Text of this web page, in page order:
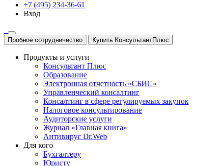
+7 (495) 234-36-61
Вход
Пробное сотрудничество Купить КонсультантПлюс
Продукты и услуги
Консультант Плюс
Образование
Электронная отчетность «СБИС»
Управленческий консалтинг
Консалтинг в сфере регулируемых закупок
Налоговое консультирование
Аудиторские услуги
Журнал «Главная книга»
Антивирус Dr.Web
Для кого
Бухгалтеру
Юристу